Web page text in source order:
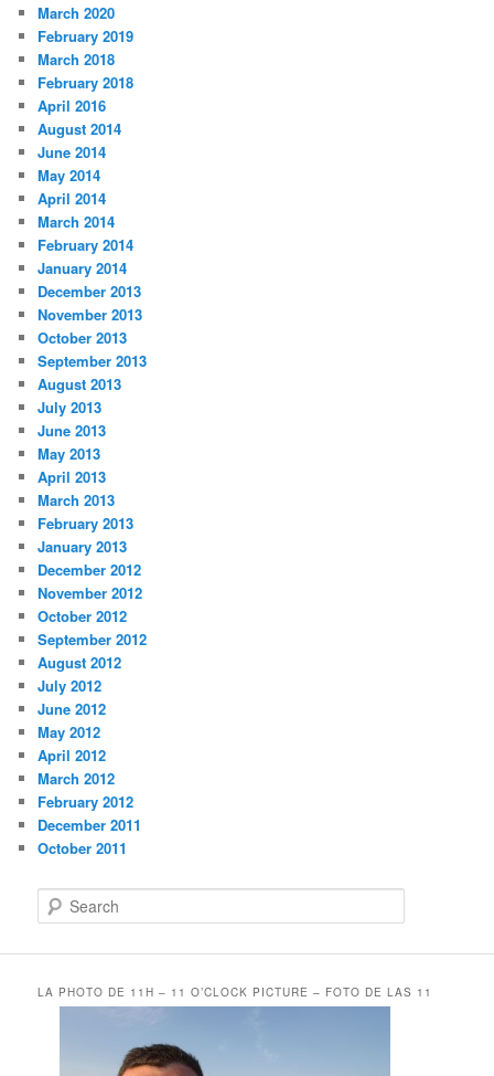
March 2020
February 2019
March 2018
February 2018
April 2016
August 2014
June 2014
May 2014
April 2014
March 2014
February 2014
January 2014
December 2013
November 2013
October 2013
September 2013
August 2013
July 2013
June 2013
May 2013
April 2013
March 2013
February 2013
January 2013
December 2012
November 2012
October 2012
September 2012
August 2012
July 2012
June 2012
May 2012
April 2012
March 2012
February 2012
December 2011
October 2011
e
LA PHOTO DE 11H – 11 O’CLOCK PICTURE – FOTO DE LAS 11